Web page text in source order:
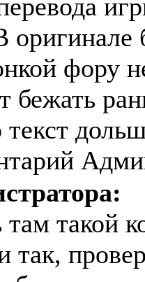
фору
бежать
текст
там такой
так,